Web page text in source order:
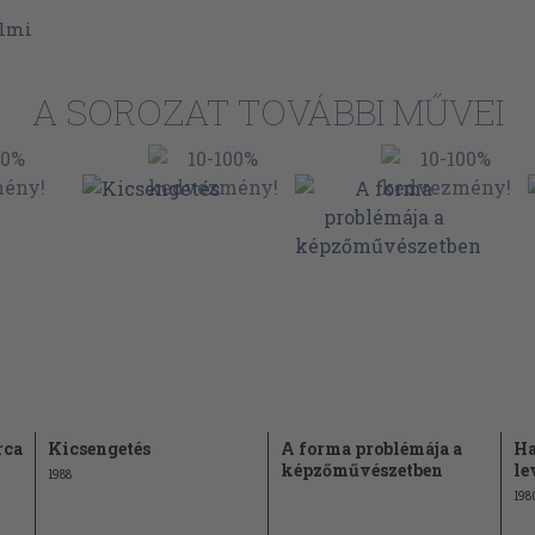
és
(1979)
líra) (1971)
A SOROZAT TOVÁBBI MŰVEI
Kicsengetés
1988
A forma problémája a
képzőművészetben